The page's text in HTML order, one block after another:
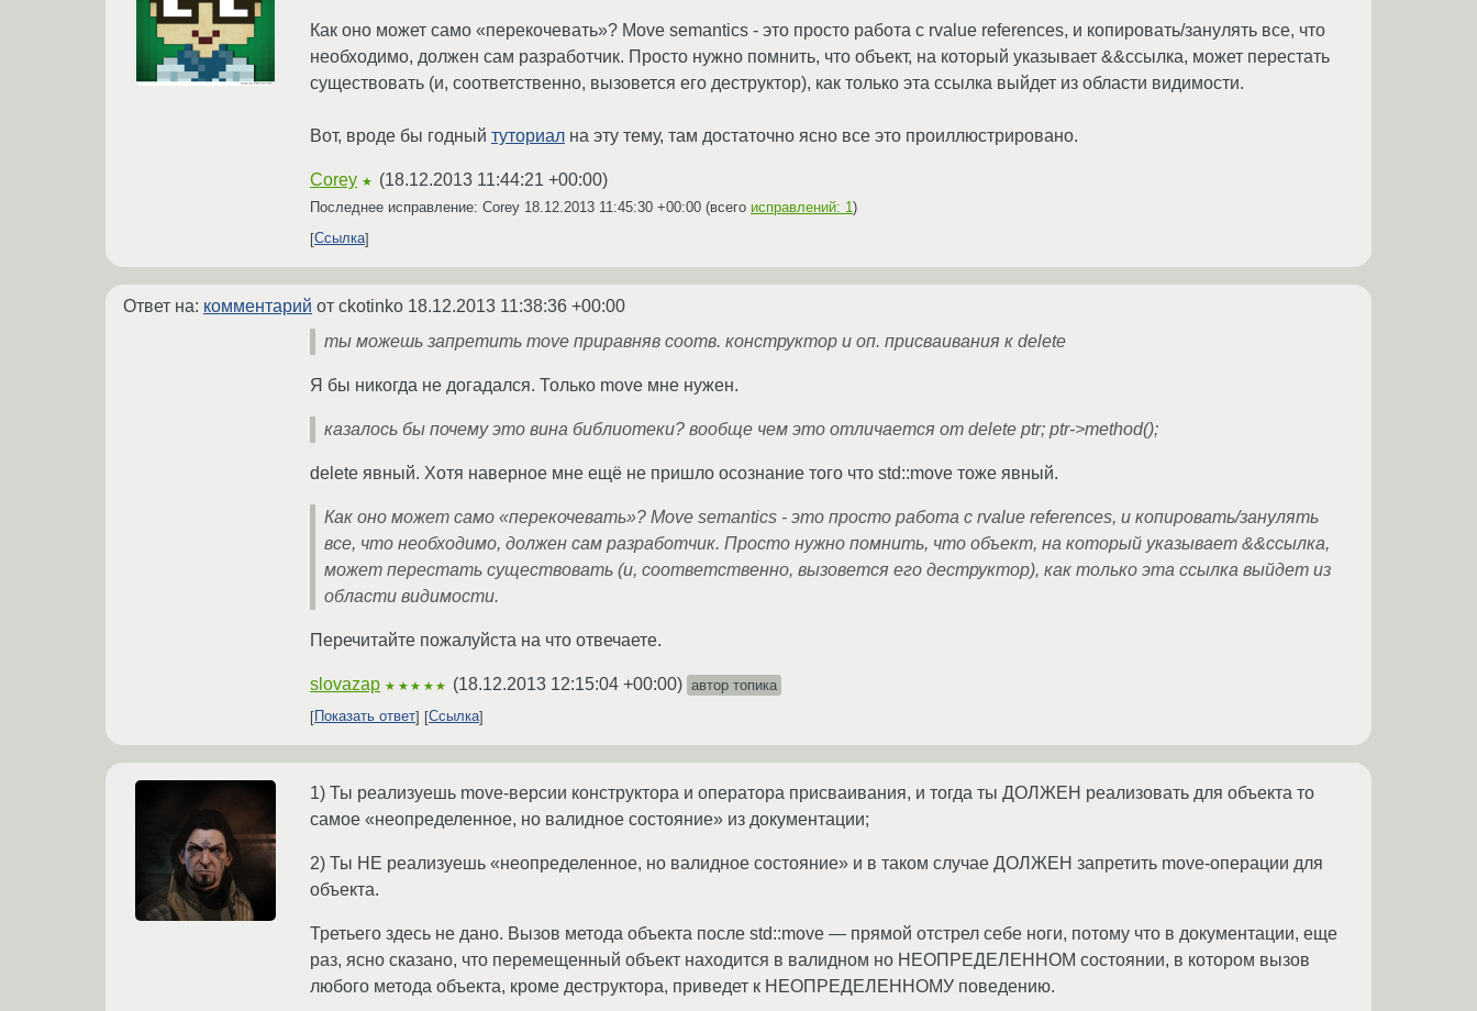
Как оно может само «перекочевать»? Move semantics - это просто работа с rvalue references, и копировать/занулять все, что
необходимо, должен сам разработчик. Просто нужно помнить, что объект, на который указывает &&ссылка, может перестать
существовать (и, соответственно, вызовется его деструктор), как только эта ссылка выйдет из области видимости.
Вот, вроде бы годный туториал на эту тему, там достаточно ясно все это проиллюстрировано.
Corey ★ (18.12.2013 11:44:21 +00:00)
Последнее исправление: Corey 18.12.2013 11:45:30 +00:00 (всего исправлений: 1 )
Ссылка
Ответ на: комментарий от ckotinko 18.12.2013 11:38:36 +00:00
ты можешь запретить move приравняв соотв. конструктор и оп. присваивания к delete
Я бы никогда не догадался. Только move мне нужен.
казалось бы почему это вина библиотеки? вообще чем это отличается от delete ptr; ptr->method();
delete явный. Хотя наверное мне ещё не пришло осознание того что std::move тоже явный.
Как оно может само «перекочевать»? Move semantics - это просто работа с rvalue references, и копировать/занулять
все, что необходимо, должен сам разработчик. Просто нужно помнить, что объект, на который указывает &&ссылка,
может перестать существовать (и, соответственно, вызовется его деструктор), как только эта ссылка выйдет из
области видимости.
Перечитайте пожалуйста на что отвечаете.
slovazap ★★★★★ (18.12.2013 12:15:04 +00:00) автор топика
Показать ответ
Ссылка
1) Ты реализуешь move-версии конструктора и оператора присваивания, и тогда ты ДОЛЖЕН реализовать для объекта то
самое «неопределенное, но валидное состояние» из документации;
2) Ты НЕ реализуешь «неопределенное, но валидное состояние» и в таком случае ДОЛЖЕН запретить move-операции для
объекта.
Третьего здесь не дано. Вызов метода объекта после std::move — прямой отстрел себе ноги, потому что в документации, еще
раз, ясно сказано, что перемещенный объект находится в валидном но НЕОПРЕДЕЛЕННОМ состоянии, в котором вызов
любого метода объекта, кроме деструктора, приведет к НЕОПРЕДЕЛЕННОМУ поведению.